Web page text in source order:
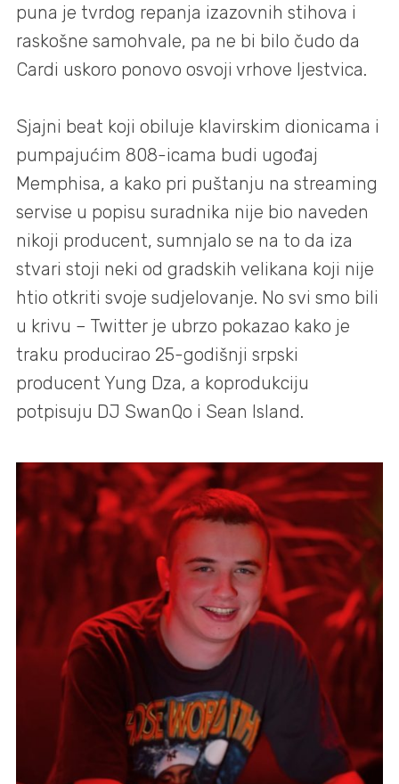
puna je tvrdog repanja izazovnih stihova i
raskošne samohvale, pa ne bi bilo čudo da
Cardi uskoro ponovo osvoji vrhove ljestvica.
Sjajni beat koji obiluje klavirskim dionicama i
pumpajućim 808-icama budi ugođaj
Memphisa, a kako pri puštanju na streaming
servise u popisu suradnika nije bio naveden
nikoji producent, sumnjalo se na to da iza
stvari stoji neki od gradskih velikana koji nije
htio otkriti svoje sudjelovanje. No svi smo bili
u krivu – Twitter je ubrzo pokazao kako je
traku producirao 25-godišnji srpski
producent Yung Dza, a koprodukciju
potpisuju DJ SwanQo i Sean Island.